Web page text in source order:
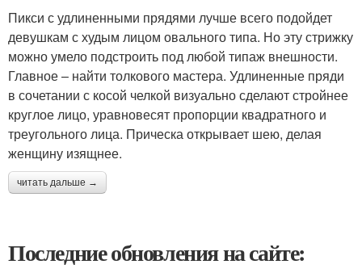
Пикси с удлиненными прядями лучше всего подойдет
девушкам с худым лицом овального типа. Но эту стрижку
можно умело подстроить под любой типаж внешности.
Главное – найти толкового мастера. Удлиненные пряди
в сочетании с косой челкой визуально сделают стройнее
круглое лицо, уравновесят пропорции квадратного и
треугольного лица. Прическа открывает шею, делая
женщину изящнее.
читать дальше →
Последние обновления на сайте: